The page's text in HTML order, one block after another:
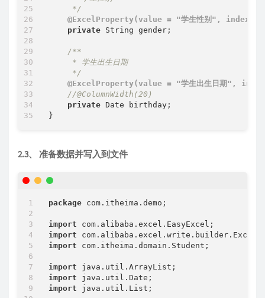
     */
@ExcelProperty(value = "学生性别", index =
private String gender;
/**
     * 学生出生日期
     */
@ExcelProperty(value = "学生出生日期",
//@ColumnWidth(20)
private Date birthday;
2.3、 准备数据并写入到文件
package com.itheima.demo;
import
import
import com.itheima.domain.Student;
import
import
import java.util.List;